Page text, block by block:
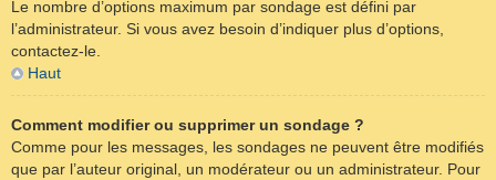
Le nombre d’options maximum par sondage est défini par
l’administrateur. Si vous avez besoin d’indiquer plus d’options,
contactez-le.
Haut
Comment modifier ou supprimer un sondage ?
Comme pour les messages, les sondages ne peuvent être modifiés
que par l’auteur original, un modérateur ou un administrateur. Pour